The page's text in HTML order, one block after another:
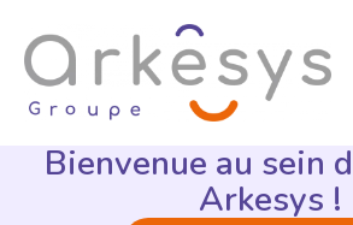
Bienvenue au sein
Arkesys !